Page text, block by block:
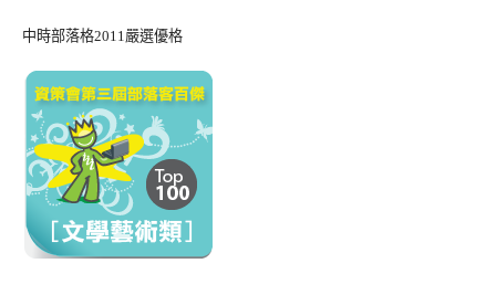
中時部落格2011嚴選優格